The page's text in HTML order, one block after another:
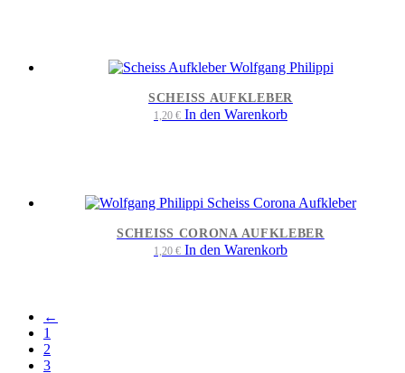
SCHEISS AUFKLEBER
1,20 € In den Warenkorb
SCHEISS CORONA AUFKLEBER
1,20 € In den Warenkorb
←
1
2
3